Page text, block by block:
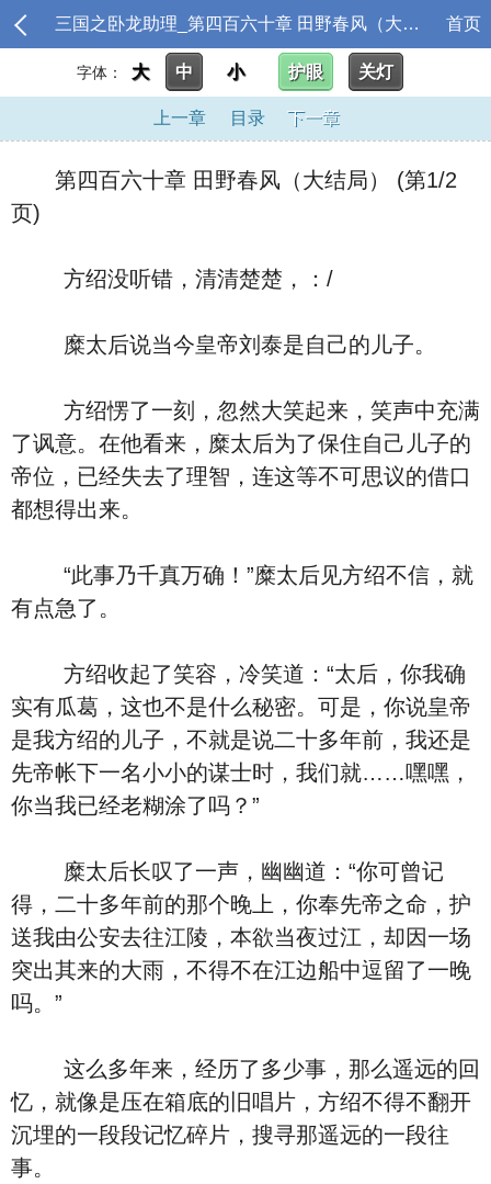
三国之卧龙助理_第四百六十章 田野春风（大结局） 首页
字体： 大 中 小 护眼 关灯
上一章 目录 下一章
第四百六十章 田野春风（大结局） (第1/2
页)
方绍没听错，清清楚楚，：/
糜太后说当今皇帝刘泰是自己的儿子。
方绍愣了一刻，忽然大笑起来，笑声中充满
了讽意。在他看来，糜太后为了保住自己儿子的
帝位，已经失去了理智，连这等不可思议的借口
都想得出来。
“此事乃千真万确！”糜太后见方绍不信，就
有点急了。
方绍收起了笑容，冷笑道：“太后，你我确
实有瓜葛，这也不是什么秘密。可是，你说皇帝
是我方绍的儿子，不就是说二十多年前，我还是
先帝帐下一名小小的谋士时，我们就……嘿嘿，
你当我已经老糊涂了吗？”
糜太后长叹了一声，幽幽道：“你可曾记
得，二十多年前的那个晚上，你奉先帝之命，护
送我由公安去往江陵，本欲当夜过江，却因一场
突出其来的大雨，不得不在江边船中逗留了一晚
吗。”
这么多年来，经历了多少事，那么遥远的回
忆，就像是压在箱底的旧唱片，方绍不得不翻开
沉埋的一段段记忆碎片，搜寻那遥远的一段往
事。